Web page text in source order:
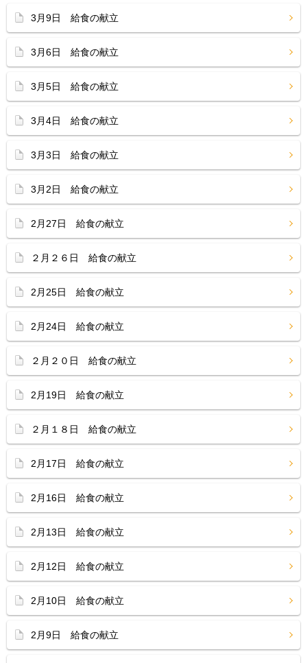
3月9日 給食の献立
3月6日 給食の献立
3月5日 給食の献立
3月4日 給食の献立
3月3日 給食の献立
3月2日 給食の献立
2月27日 給食の献立
２月２６日 給食の献立
2月25日 給食の献立
2月24日 給食の献立
２月２０日 給食の献立
2月19日 給食の献立
２月１８日 給食の献立
2月17日 給食の献立
2月16日 給食の献立
2月13日 給食の献立
2月12日 給食の献立
2月10日 給食の献立
2月9日 給食の献立